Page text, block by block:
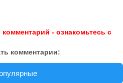
- ознакомьтесь с
комментарии: